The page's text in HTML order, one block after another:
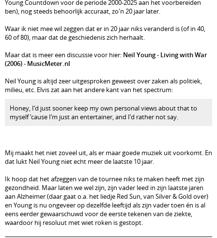
Young Countdown voor de periode 2000-2025 aan het voorbereiden
ben), nog steeds behoorlijk accuraat, zo'n 20 jaar later.
Waar ik niet mee wil zeggen dat er in 20 jaar niks veranderd is (of in 40,
60 of 80), maar dat de geschiedenis zich herhaalt.
Maar dat is meer een discussie voor hier: Neil Young - Living with War
(2006) - MusicMeter.nl
Neil Young is altijd zeer uitgesproken geweest over zaken als politiek,
milieu, etc. Elvis zat aan het andere kant van het spectrum:
Honey, I’d just sooner keep my own personal views about that to
myself ’cause I’m just an entertainer, and I’d rather not say.
Mij maakt het niet zoveel uit, als er maar goede muziek uit voorkomt. En
dat lukt Neil Young niet echt meer de laatste 10 jaar.
Ik hoop dat het afzeggen van de tournee niks te maken heeft met zijn
gezondheid. Maar laten we wel zijn, zijn vader leed in zijn laatste jaren
aan Alzheimer (daar gaat o.a. het liedje Red Sun, van Silver & Gold over)
en Young is nu ongeveer op dezelfde leeftijd als zijn vader toen én is al
eens eerder gewaarschuwd voor de eerste tekenen van de ziekte,
waardoor hij resoluut met wiet roken is gestopt.